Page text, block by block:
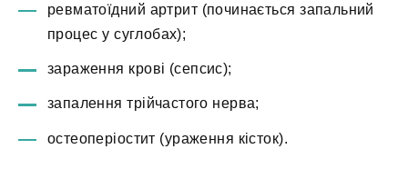
ревматоїдний артрит (починається запальний
процес у суглобах);
зараження крові (сепсис);
запалення трійчастого нерва;
остеоперіостит (ураження кісток).